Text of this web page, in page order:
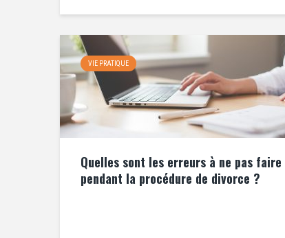
VIE PRATIQUE
Quelles sont les erreurs à ne pas faire
pendant la procédure de divorce ?